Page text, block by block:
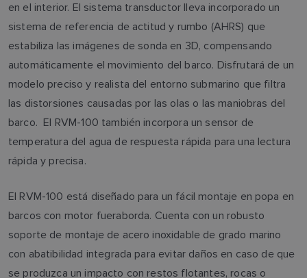
en el interior. El sistema transductor lleva incorporado un
sistema de referencia de actitud y rumbo (AHRS) que
estabiliza las imágenes de sonda en 3D, compensando
automáticamente el movimiento del barco. Disfrutará de un
modelo preciso y realista del entorno submarino que filtra
las distorsiones causadas por las olas o las maniobras del
barco. El RVM-100 también incorpora un sensor de
temperatura del agua de respuesta rápida para una lectura
rápida y precisa.
El RVM-100 está diseñado para un fácil montaje en popa en
barcos con motor fueraborda. Cuenta con un robusto
soporte de montaje de acero inoxidable de grado marino
con abatibilidad integrada para evitar daños en caso de que
se produzca un impacto con restos flotantes, rocas o